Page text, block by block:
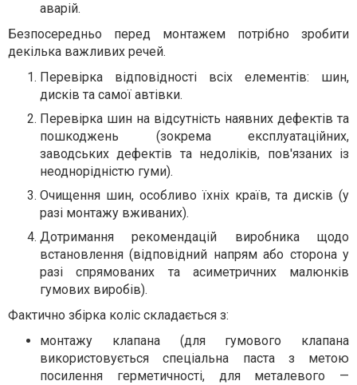
аварій.
Безпосередньо перед монтажем потрібно зробити
декілька важливих речей.
Перевірка відповідності всіх елементів: шин,
дисків та самої автівки.
Перевірка шин на відсутність наявних дефектів та
пошкоджень (зокрема експлуатаційних,
заводських дефектів та недоліків, пов'язаних із
неоднорідністю гуми).
Очищення шин, особливо їхніх країв, та дисків (у
разі монтажу вживаних).
Дотримання рекомендацій виробника щодо
встановлення (відповідний напрям або сторона у
разі спрямованих та асиметричних малюнків
гумових виробів).
Фактично збірка коліс складається з:
монтажу клапана (для гумового клапана
використовується спеціальна паста з метою
посилення герметичності, для металевого —